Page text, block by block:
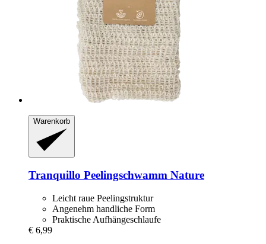
Warenkorb
Tranquillo Peelingschwamm Nature
Leicht raue Peelingstruktur
Angenehm handliche Form
Praktische Aufhängeschlaufe
€ 6,99